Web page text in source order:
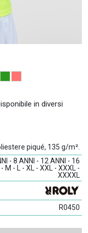
in diversi
piqué, 135 g/m².
- 8 ANNI - 12 ANNI - 16
M - L - XL - XXL - XXXL -
XXXXL
R0450